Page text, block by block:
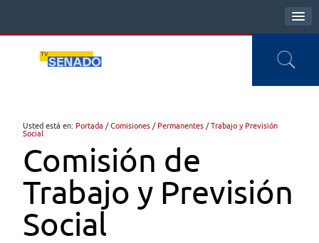
Usted está en: Portada /Comisiones / Permanentes /Trabajo y Previsión
Social
Comisión de
Trabajo y Previsión
Social